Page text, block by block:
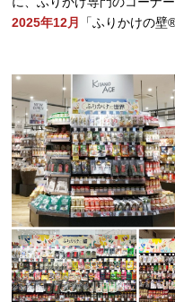
2025年12月
「ふりかけの